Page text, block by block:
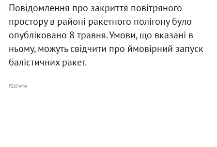
Повідомлення про закриття повітряного
простору в районі ракетного полігону було
опубліковано 8 травня. Умови, що вказані в
ньому, можуть свідчити про ймовірний запуск
балістичних ракет.
РЕКЛАМА